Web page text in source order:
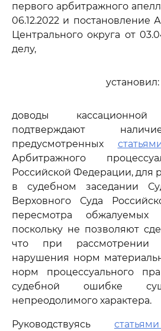
первого арбитражного
06.12.2022 и постановление
Центрального округа от
делу,
установил:
доводы
подтверждают
предусмотренных
Арбитражного
Российской Федерации, для
в судебном заседании
Верховного Суда
пересмотра обжалуемых
поскольку не позволяют
что при рассмотрении
нарушения норм
норм процессуального
судебной ошибке
непреодолимого характера.
Руководствуясь